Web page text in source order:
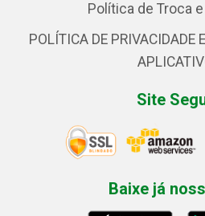
Política de Troca
POLÍTICA DE PRIVACIDADE
Site
Baixe já